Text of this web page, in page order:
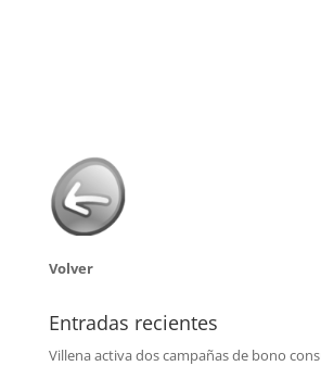
Volver
Entradas recientes
Villena activa dos campañas de bono